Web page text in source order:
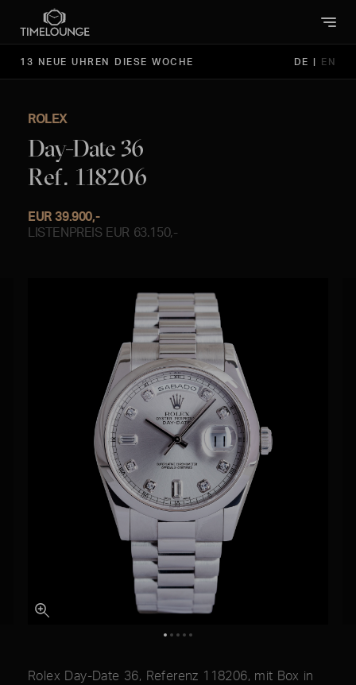
13 NEUE UHREN DIESE WOCHE DE | EN
ROLEX
Day-Date 36
Ref. 118206
EUR 39.900,-
LISTENPREIS EUR 63.150,-
Rolex Day-Date 36, Referenz 118206, mit Box in